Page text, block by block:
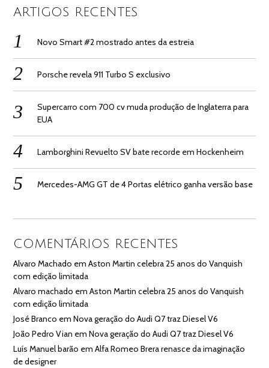
ARTIGOS RECENTES
Novo Smart #2 mostrado antes da estreia
Porsche revela 911 Turbo S exclusivo
Supercarro com 700 cv muda produção de Inglaterra para
EUA
Lamborghini Revuelto SV bate recorde em Hockenheim
Mercedes-AMG GT de 4 Portas elétrico ganha versão base
COMENTÁRIOS RECENTES
Alvaro Machado emAston Martin celebra 25 anos do Vanquish
com edição limitada
Alvaro machado emAston Martin celebra 25 anos do Vanquish
com edição limitada
José Branco emNova geração do Audi Q7 traz Diesel V6
João Pedro Vian emNova geração do Audi Q7 traz Diesel V6
Luís Manuel barão emAlfa Romeo Brera renasce da imaginação
de designer